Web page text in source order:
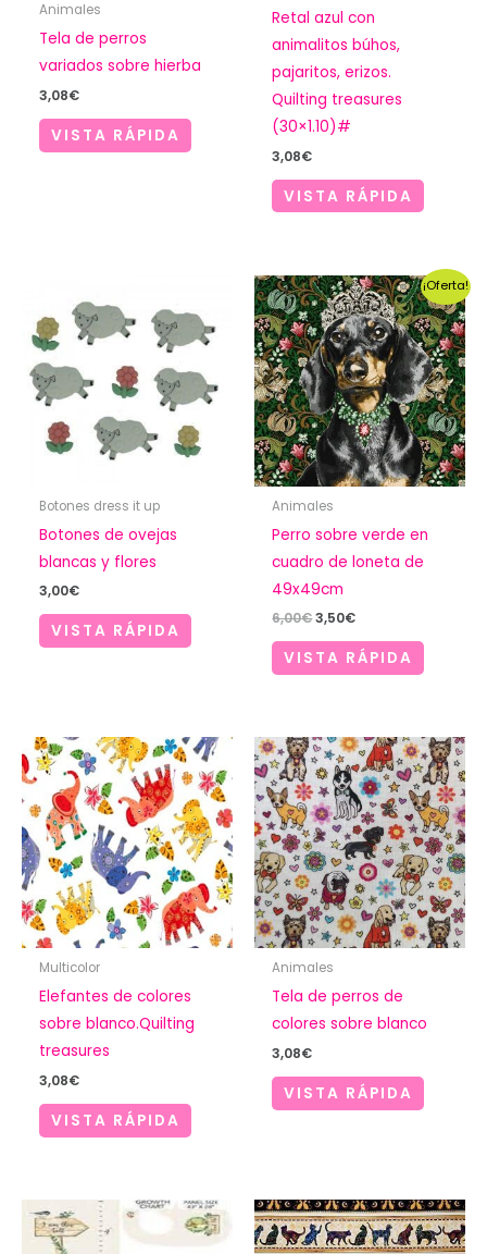
Animales
Tela de perros
variados sobre hierba
3,08€
VISTA RÁPIDA
Retal azul con
animalitos búhos,
pajaritos, erizos.
Quilting treasures
(30×1.10)#
3,08€
VISTA RÁPIDA
Botones dress it up
Botones de ovejas
blancas y flores
3,00€
VISTA RÁPIDA
¡Oferta!
Animales
Perro sobre verde en
cuadro de loneta de
49x49cm
6,00€El
original
era:
3,50€El
actual
es:
VISTA RÁPIDA
Multicolor
Elefantes de colores
sobre blanco.Quilting
treasures
3,08€
VISTA RÁPIDA
Animales
Tela de perros de
colores sobre blanco
3,08€
VISTA RÁPIDA